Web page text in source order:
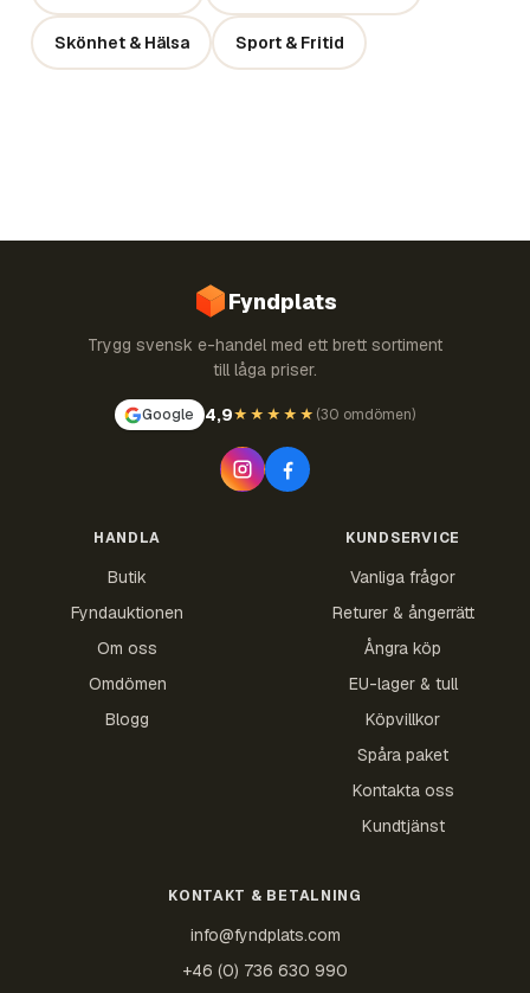
Skönhet & Hälsa Sport & Fritid
Fyndplats
Trygg svensk e-handel med ett brett sortiment
till låga priser.
Google 4,9★★★★★ (30 omdömen)
HANDLA
Butik
Fyndauktionen
Om oss
Omdömen
Blogg
KUNDSERVICE
Vanliga frågor
Returer & ångerrätt
Ångra köp
EU-lager & tull
Köpvillkor
Spåra paket
Kontakta oss
Kundtjänst
KONTAKT & BETALNING
info@fyndplats.com
+46 (0) 736 630 990